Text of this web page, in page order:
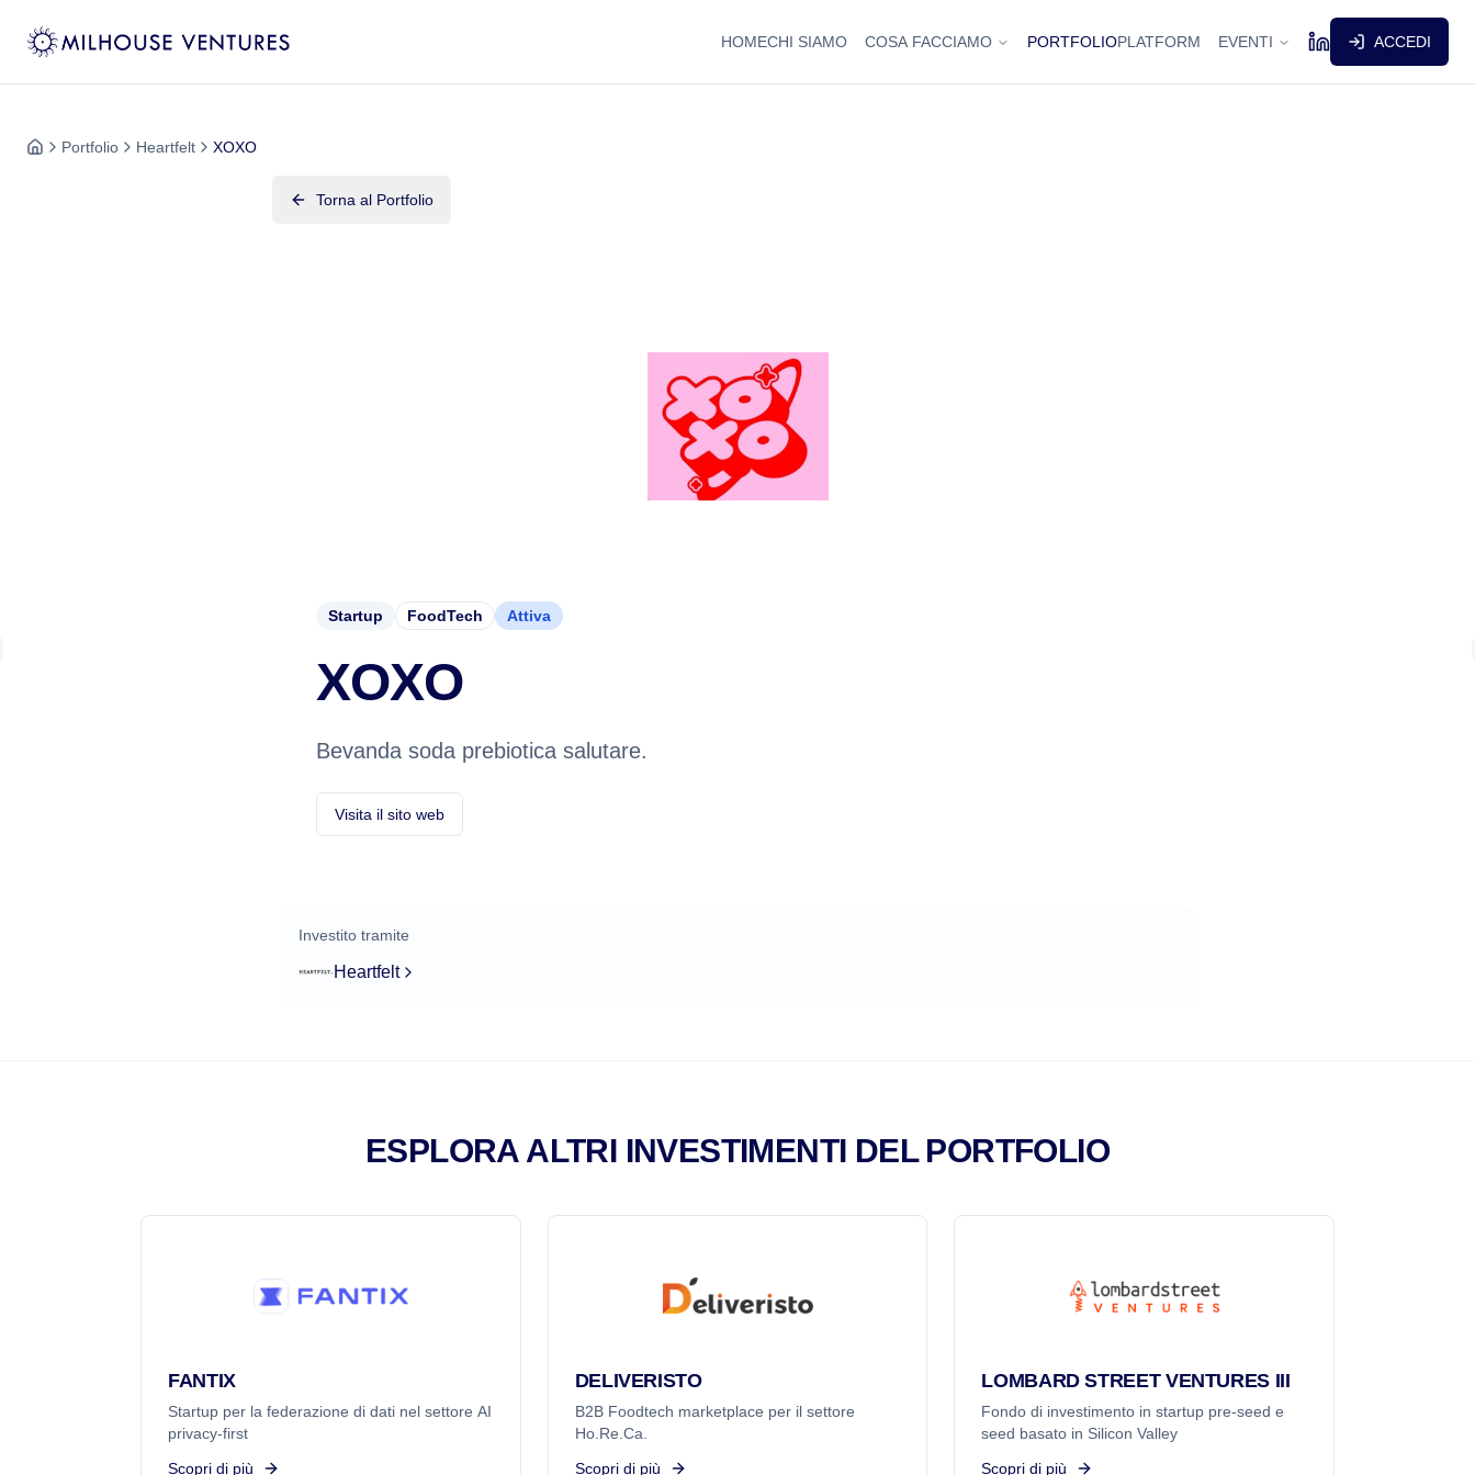
HOMECHI SIAMO COSA FACCIAMO PORTFOLIOPLATFORM EVENTI ACCEDI
Portfolio Heartfelt XOXO
Torna al Portfolio
Startup FoodTech Attiva
XOXO
Bevanda soda prebiotica salutare.
Visita il sito web
Investito tramite
Heartfelt
ESPLORA ALTRI INVESTIMENTI DEL PORTFOLIO
FANTIX
Startup per la federazione di dati nel settore AI
privacy-first
Scopri di più
DELIVERISTO
B2B Foodtech marketplace per il settore
Ho.Re.Ca.
Scopri di più
LOMBARD STREET VENTURES III
Fondo di investimento in startup pre-seed e
seed basato in Silicon Valley
Scopri di più